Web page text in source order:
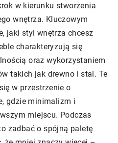
w kierunku stworzenia
wnętrza. Kluczowym
jaki styl wnętrza chcesz
charakteryzują się
oraz wykorzystaniem
takich jak drewno i stal. Te
w przestrzenie o
gdzie minimalizm i
miejscu. Podczas
zadbać o spójną paletę